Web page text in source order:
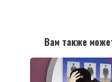
Вам также